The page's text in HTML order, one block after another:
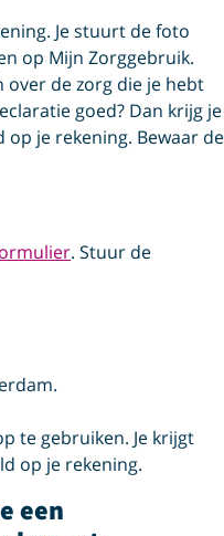
Je stuurt de foto
op Mijn Zorggebruik.
over de zorg die je hebt
goed? Dan krijg je
je rekening. Bewaar de
. Stuur de
te gebruiken. Je krijgt
op je rekening.
een